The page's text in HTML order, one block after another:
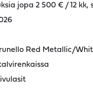
jopa 2 500 € / 12 kk,
Red Metallic/